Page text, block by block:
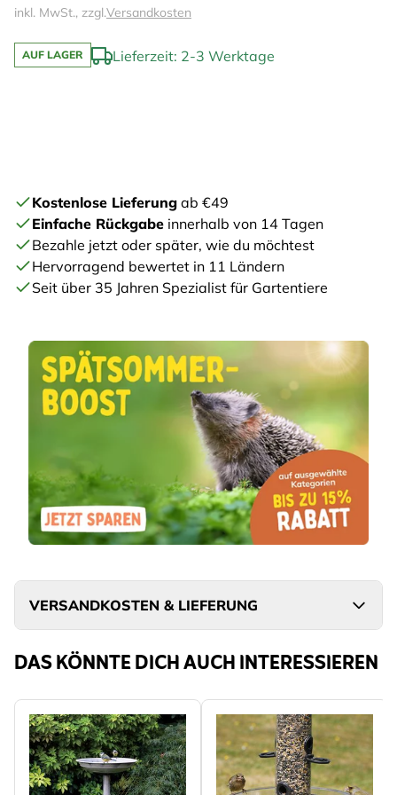
inkl. MwSt., zzgl.Versandkosten
AUF LAGER Lieferzeit: 2-3 Werktage
Kostenlose Lieferung ab €49
Einfache Rückgabe innerhalb von 14 Tagen
Bezahle jetzt oder später, wie du möchtest
Hervorragend bewertet in 11 Ländern
Seit über 35 Jahren Spezialist für Gartentiere
VERSANDKOSTEN & LIEFERUNG
DAS KÖNNTE DICH AUCH INTERESSIEREN